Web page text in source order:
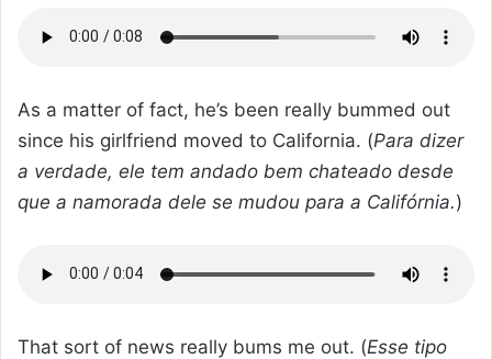
As a matter of fact, he’s been really bummed out
since his girlfriend moved to California. (Para dizer
a verdade, ele tem andado bem chateado desde
que a namorada dele se mudou para a Califórnia.)
That sort of news really bums me out. (Esse tipo